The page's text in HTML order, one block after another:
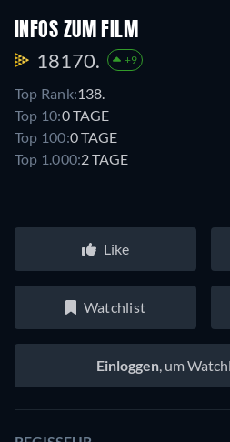
INFOS ZUM FILM
18170. +9
Top Rank:138.
Top 10:0 TAGE
Top 100:0 TAGE
Top 1.000:2 TAGE
Like
Watchlist
Einloggen, um